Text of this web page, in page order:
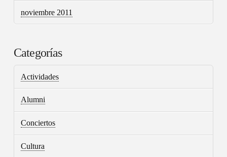
noviembre 2011
Categorías
Actividades
Alumni
Conciertos
Cultura